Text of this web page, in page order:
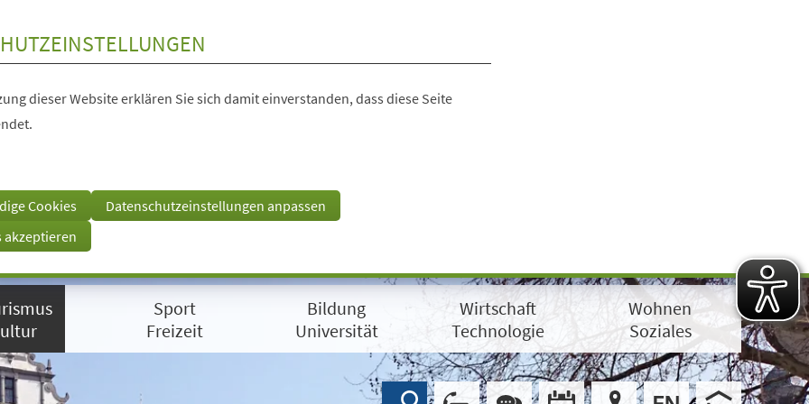
dieser Website erklären Sie sich damit einverstanden, dass diese Seite
Cookies
Datenschutzeinstellungen anpassen
akzeptieren
Sport
Freizeit
Bildung
Universität
Wirtschaft
Technologie
Wohnen
Soziales